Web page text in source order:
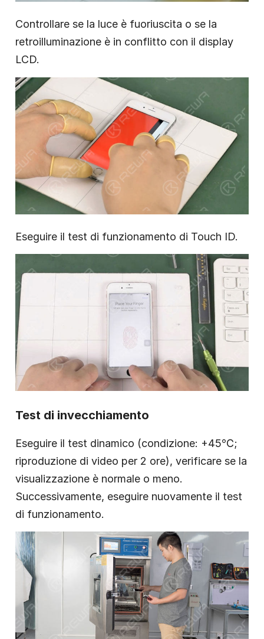
Controllare se la luce è fuoriuscita o se la
retroilluminazione è in conflitto con il display
LCD.
Eseguire il test di funzionamento di Touch ID.
Test di invecchiamento
Eseguire il test dinamico (condizione: +45℃;
riproduzione di video per 2 ore), verificare se la
visualizzazione è normale o meno.
Successivamente, eseguire nuovamente il test
di funzionamento.